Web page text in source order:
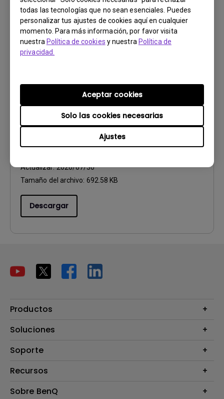
todas las tecnologías que no sean esenciales. Puedes
personalizar tus ajustes de cookies aquí en cualquier
momento. Para más información, por favor visita
nuestra Política de cookies y nuestra Política de
privacidad.
Ajustes
Solo las cookies necesarias
Aceptar cookies
Tamaño del archivo:88.61 MB
Descargar
BenQ Easy FW Updater
SO:Windows|Windows10|Windows7|Windows8
Actualizar:2020/07/30
Tamaño del archivo: 692.58 KB
Descargar
Productos
Proyectores
Presentaciones Inalámbricas
Soluciones
B2B
Soporte
Preguntas Frecuentes
Recursos
Calculadora de Distancia (Proyectores)
Sobre BenQ